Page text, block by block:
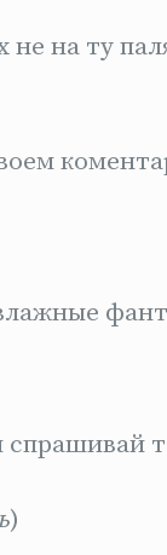
на ту
)